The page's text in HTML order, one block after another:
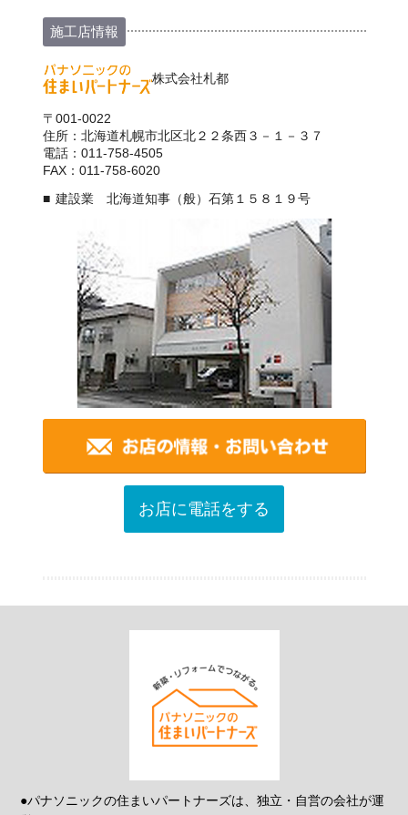
施工店情報
株式会社札都
〒001-0022
住所：北海道札幌市北区北２２条西３－１－３７
電話：011-758-4505
FAX：011-758-6020
建設業 北海道知事（般）石第１５８１９号
お店に電話をする
●パナソニックの住まいパートナーズは、独立・自営の会社が運